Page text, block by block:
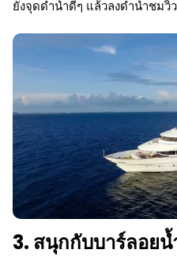
ยังจุดดำน้ำดีๆ แล้วลงดำน้ำชมวิ
3. สนุกกับบาร์ลอย